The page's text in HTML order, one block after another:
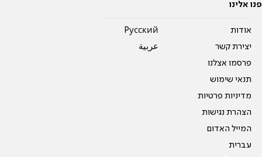
פנו אלינו
אודות
יצירת קשר
פרסמו אצלנו
תנאי שימוש
מדיניות פרטיות
הצהרת נגישות
המייל האדום
עברית
Pусский
عربية